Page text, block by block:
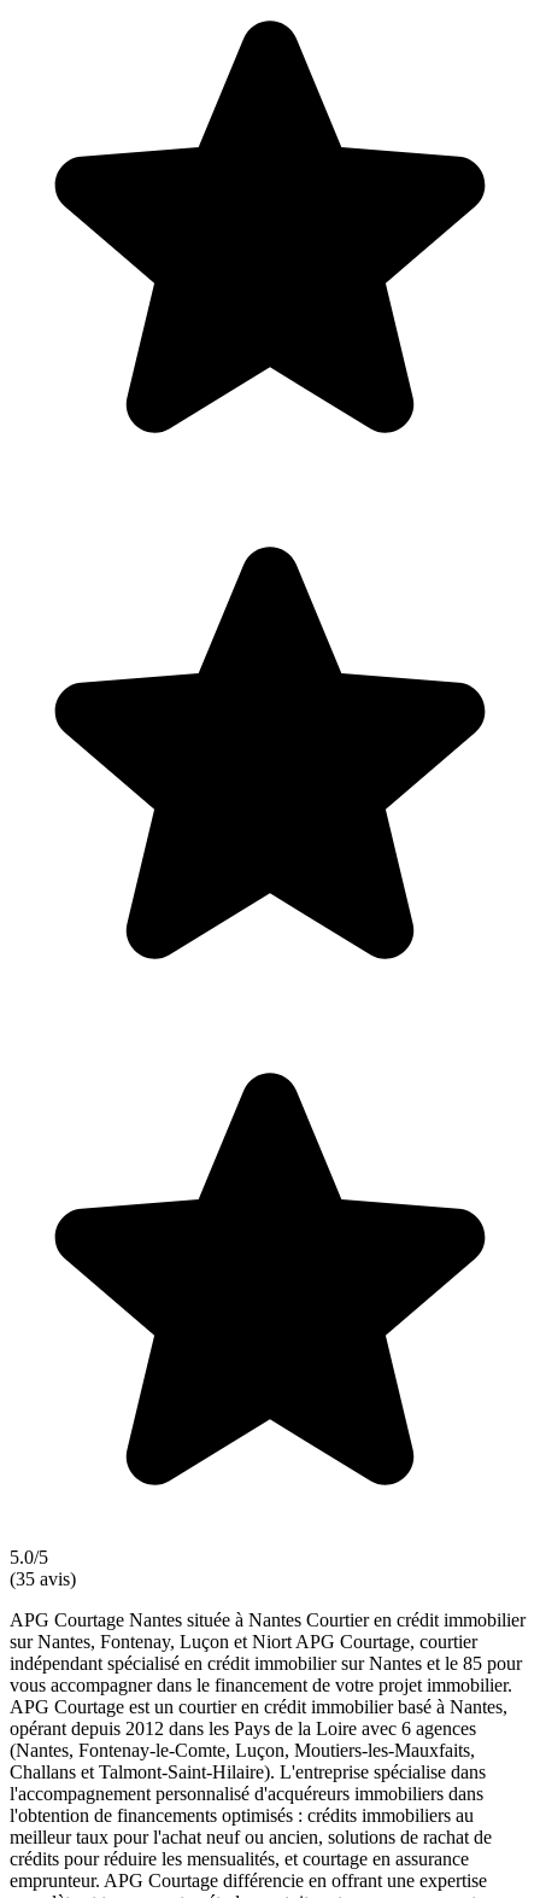
5.0/5
(35 avis)
APG Courtage Nantes située à Nantes Courtier en crédit immobilier
sur Nantes, Fontenay, Luçon et Niort APG Courtage, courtier
indépendant spécialisé en crédit immobilier sur Nantes et le 85 pour
vous accompagner dans le financement de votre projet immobilier.
APG Courtage est un courtier en crédit immobilier basé à Nantes,
opérant depuis 2012 dans les Pays de la Loire avec 6 agences
(Nantes, Fontenay-le-Comte, Luçon, Moutiers-les-Mauxfaits,
Challans et Talmont-Saint-Hilaire). L'entreprise spécialise dans
l'accompagnement personnalisé d'acquéreurs immobiliers dans
l'obtention de financements optimisés : crédits immobiliers au
meilleur taux pour l'achat neuf ou ancien, solutions de rachat de
crédits pour réduire les mensualités, et courtage en assurance
emprunteur. APG Courtage différencie en offrant une expertise